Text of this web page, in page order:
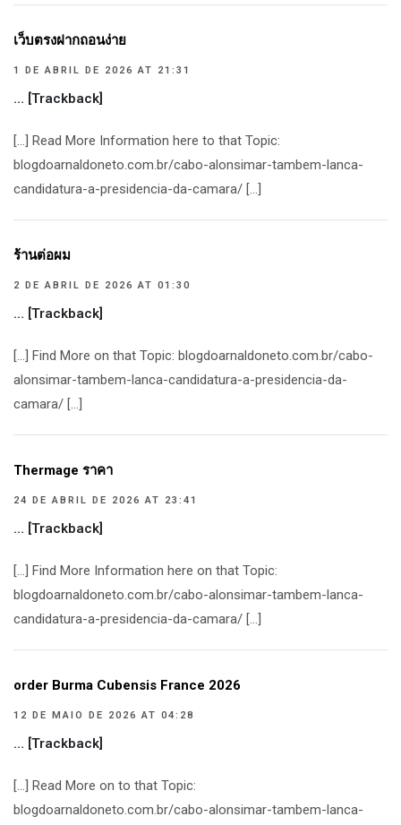
เว็บตรงฝากถอนง่าย
1 DE ABRIL DE 2026 AT 21:31
… [Trackback]
[…] Read More Information here to that Topic:
blogdoarnaldoneto.com.br/cabo-alonsimar-tambem-lanca-
candidatura-a-presidencia-da-camara/ […]
ร้านต่อผม
2 DE ABRIL DE 2026 AT 01:30
… [Trackback]
[…] Find More on that Topic: blogdoarnaldoneto.com.br/cabo-
alonsimar-tambem-lanca-candidatura-a-presidencia-da-
camara/ […]
Thermage ราคา
24 DE ABRIL DE 2026 AT 23:41
… [Trackback]
[…] Find More Information here on that Topic:
blogdoarnaldoneto.com.br/cabo-alonsimar-tambem-lanca-
candidatura-a-presidencia-da-camara/ […]
order Burma Cubensis France 2026
12 DE MAIO DE 2026 AT 04:28
… [Trackback]
[…] Read More on to that Topic:
blogdoarnaldoneto.com.br/cabo-alonsimar-tambem-lanca-